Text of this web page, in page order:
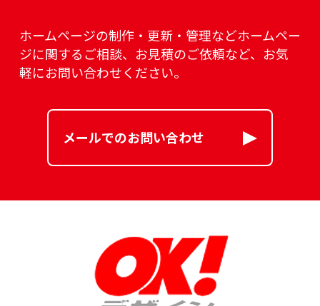
ホームページの制作・更新・管理などホームペー
ジに関するご相談、 お見積のご依頼など、お気
軽にお問い合わせください。
メールでのお問い合わせ